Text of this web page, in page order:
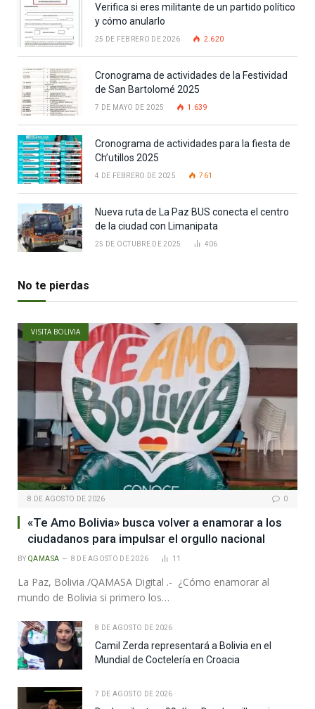
Verifica si eres militante de un partido político
y cómo anularlo
25 DE FEBRERO DE 2026 2.620
Cronograma de actividades de la Festividad
de San Bartolomé 2025
7 DE MAYO DE 2025 1.639
Cronograma de actividades para la fiesta de
Ch’utillos 2025
4 DE FEBRERO DE 2025 761
Nueva ruta de La Paz BUS conecta el centro
de la ciudad con Limanipata
25 DE OCTUBRE DE 2025 406
No te pierdas
VISITA BOLIVIA
8 DE AGOSTO DE 2026 0
«Te Amo Bolivia» busca volver a enamorar a los
ciudadanos para impulsar el orgullo nacional
BY QAMASA 8 DE AGOSTO DE 2026 11
La Paz, Bolivia /QAMASA Digital .- ¿Cómo enamorar al
mundo de Bolivia si primero los…
8 DE AGOSTO DE 2026
Camil Zerda representará a Bolivia en el
Mundial de Coctelería en Croacia
7 DE AGOSTO DE 2026